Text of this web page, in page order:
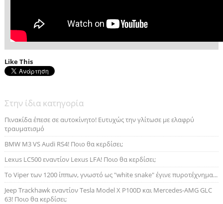
Like This
Στην ίδια κατηγορία
Πινακίδα έπεσε σε αυτοκίνητο! Ευτυχώς την γλίτωσε με ελαφρύ
τραυματισμό
BMW M3 VS Audi RS4! Ποιο θα κερδίσει;
Lexus LC500 εναντίον Lexus LFA! Ποιο θα κερδίσει;
Το Viper των 1200 ίππων, γνωστό ως "white snake" έγινε πυροτέχνημα...
Jeep Trackhawk εναντίον Tesla Model X P100D και Mercedes-AMG GLC
63! Ποιο θα κερδίσει;